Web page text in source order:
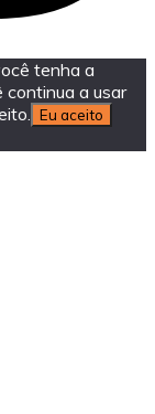
tenha a
continua a usar
Eu aceito